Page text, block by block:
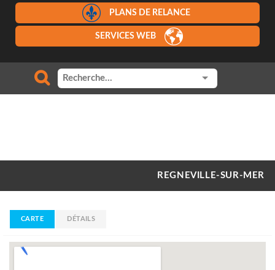
PLANS DE RELANCE
SERVICES WEB
REGNEVILLE-SUR-MER
CARTE DÉTAILS